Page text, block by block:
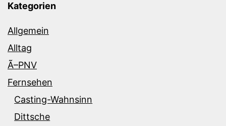
Kategorien
Allgemein
Alltag
Ã–PNV
Fernsehen
Casting-Wahnsinn
Dittsche